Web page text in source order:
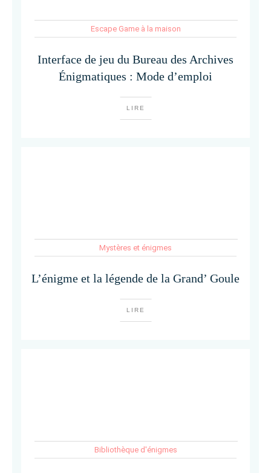
Escape Game à la maison
Interface de jeu du Bureau des Archives
Énigmatiques : Mode d’emploi
LIRE
Mystères et énigmes
L’énigme et la légende de la Grand’ Goule
LIRE
Bibliothèque d'énigmes